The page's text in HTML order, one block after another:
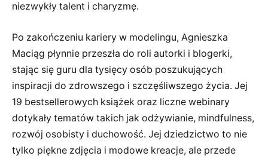
niezwykły talent i charyzmę.
Po zakończeniu kariery w modelingu, Agnieszka
Maciąg płynnie przeszła do roli autorki i blogerki,
stając się guru dla tysięcy osób poszukujących
inspiracji do zdrowszego i szczęśliwszego życia. Jej
19 bestsellerowych książek oraz liczne webinary
dotykały tematów takich jak odżywianie, mindfulness,
rozwój osobisty i duchowość. Jej dziedzictwo to nie
tylko piękne zdjęcia i modowe kreacje, ale przede